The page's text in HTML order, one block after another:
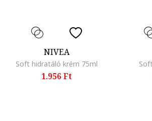
NIVEA
Soft hidratáló krém 75ml
1.956 Ft